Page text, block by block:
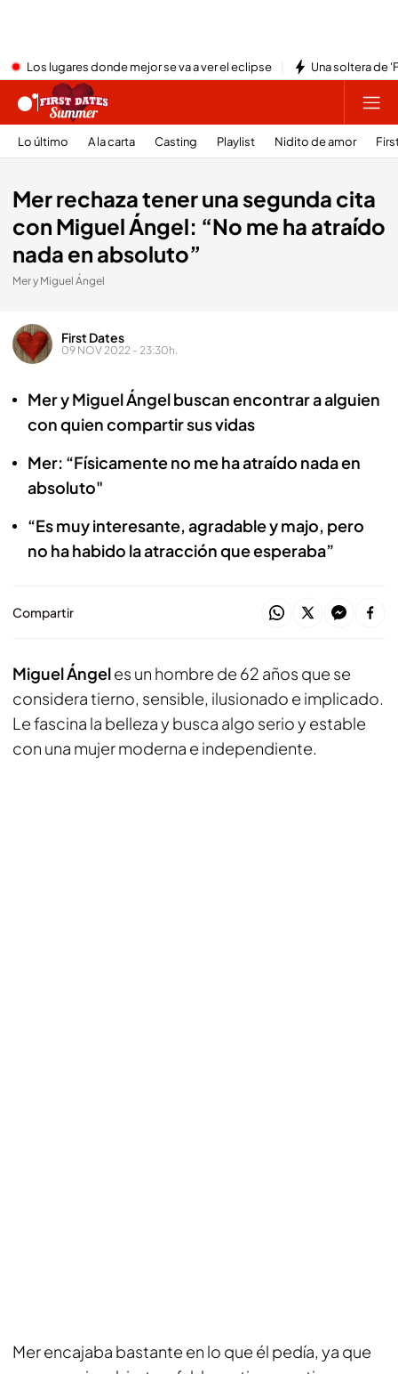
Los lugares donde mejor se va a ver el eclipse Una soltera de
Lo último A la carta Casting Playlist Nidito de amor
Mer rechaza tener una segunda cita
con Miguel Ángel: “No me ha atraído
nada en absoluto”
Mer y Miguel Ángel
First Dates
09 NOV 2022 - 23:30h.
Mer y Miguel Ángel buscan encontrar a alguien
con quien compartir sus vidas
Mer: “Físicamente no me ha atraído nada en
absoluto"
“Es muy interesante, agradable y majo, pero
no ha habido la atracción que esperaba”
Compartir
Miguel Ángeles un hombre de 62 años que se
considera tierno, sensible, ilusionado e implicado.
Le fascina la belleza y busca algo serio y estable
con una mujer moderna e independiente.
Mer encajaba bastante en lo que él pedía, ya que